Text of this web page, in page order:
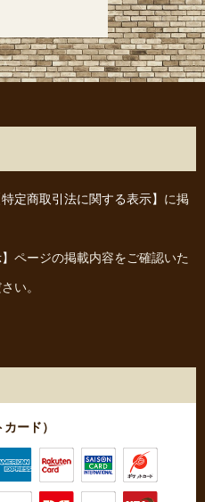
特定商取引法に関する表示】 に掲
ページの掲載内容をご確認いた
い。
ード）